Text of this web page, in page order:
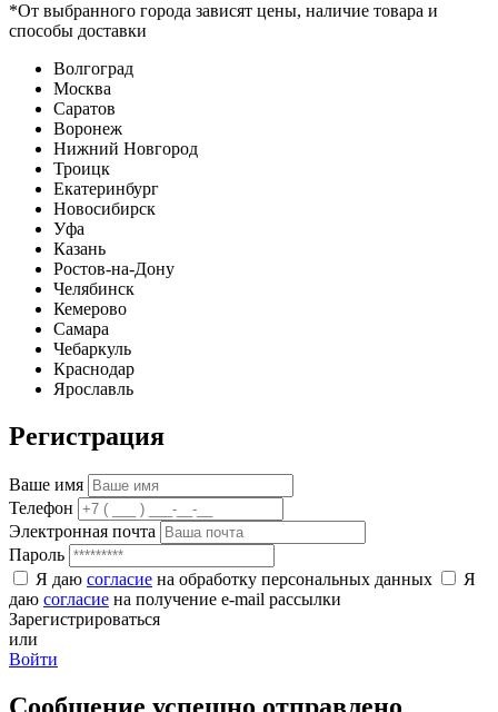
*От выбранного города зависят цены, наличие товара и
способы доставки
Волгоград
Москва
Саратов
Воронеж
Нижний Новгород
Троицк
Екатеринбург
Новосибирск
Уфа
Казань
Ростов-на-Дону
Челябинск
Кемерово
Самара
Чебаркуль
Краснодар
Ярославль
Регистрация
Ваше имя
Телефон
Электронная почта
Пароль
Я даю согласие на обработку персональных данных
Я
даю согласие на получение e-mail рассылки
Зарегистрироваться
или
Войти
Сообщение успешно отправлено